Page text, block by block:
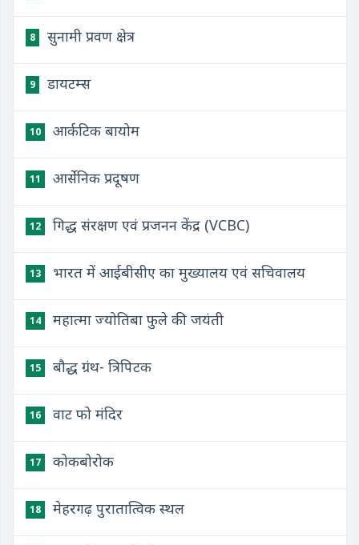
8 सुनामी प्रवण क्षेत्र
9 डायटम्स
10 आर्कटिक बायोम
11 आर्सेनिक प्रदूषण
12 गिद्ध संरक्षण एवं प्रजनन केंद्र (VCBC)
13 भारत में आईबीसीए का मुख्यालय एवं सचिवालय
14 महात्मा ज्योतिबा फुले की जयंती
15 बौद्ध ग्रंथ- त्रिपिटक
16 वाट फो मंदिर
17 कोकबोरोक
18 मेहरगढ़ पुरातात्विक स्थल